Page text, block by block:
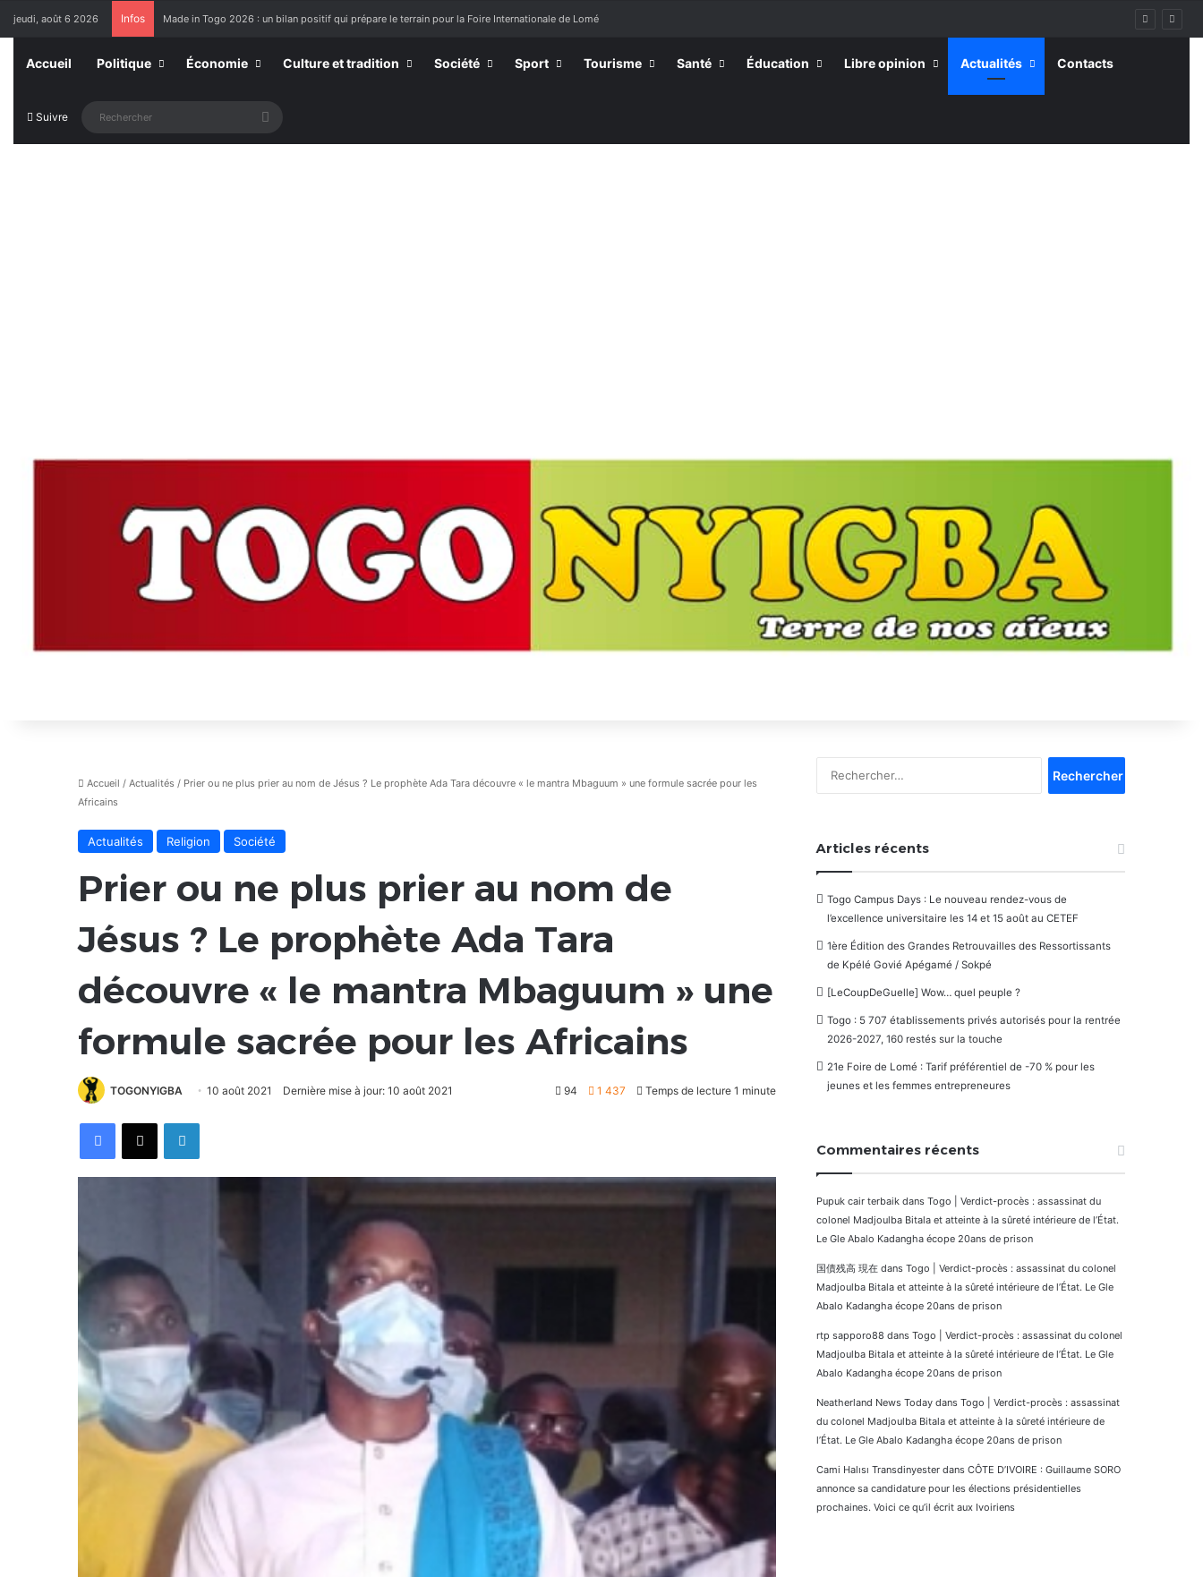
jeudi, août 6 2026 Infos Made in Togo 2026 : un bilan positif qui prépare le terrain pour la Foire Internationale de Lomé
Accueil Politique Économie Culture et tradition Société Sport Tourisme Santé Éducation Libre opinion Actualités Contacts
Suivre Rechercher
Accueil / Actualités / Prier ou ne plus prier au nom de Jésus ? Le prophète Ada Tara découvre « le mantra Mbaguum » une formule sacrée pour les
Africains
Actualités Religion Société
Prier ou ne plus prier au nom de
Jésus ? Le prophète Ada Tara
découvre « le mantra Mbaguum » une
formule sacrée pour les Africains
TOGONYIGBA 10 août 2021 Dernière mise à jour: 10 août 2021 94 1 437 Temps de lecture 1 minute
FacebookX Linkedin
Articles récents
Togo Campus Days : Le nouveau rendez-vous de
l’excellence universitaire les 14 et 15 août au CETEF
1ère Édition des Grandes Retrouvailles des Ressortissants
de Kpélé Govié Apégamé / Sokpé
[LeCoupDeGuelle] Wow… quel peuple ?
Togo : 5 707 établissements privés autorisés pour la rentrée
2026-2027, 160 restés sur la touche
21e Foire de Lomé : Tarif préférentiel de -70 % pour les
jeunes et les femmes entrepreneures
Commentaires récents
Pupuk cair terbaik dans Togo | Verdict-procès : assassinat du
colonel Madjoulba Bitala et atteinte à la sûreté intérieure de l’État.
Le Gle Abalo Kadangha écope 20ans de prison
国債残高 現在 dans Togo | Verdict-procès : assassinat du colonel
Madjoulba Bitala et atteinte à la sûreté intérieure de l’État. Le Gle
Abalo Kadangha écope 20ans de prison
rtp sapporo88 dans Togo | Verdict-procès : assassinat du colonel
Madjoulba Bitala et atteinte à la sûreté intérieure de l’État. Le Gle
Abalo Kadangha écope 20ans de prison
Neatherland News Today dans Togo | Verdict-procès : assassinat
du colonel Madjoulba Bitala et atteinte à la sûreté intérieure de
l’État. Le Gle Abalo Kadangha écope 20ans de prison
Cami Halısı Transdinyester dans CÔTE D’IVOIRE : Guillaume SORO
annonce sa candidature pour les élections présidentielles
prochaines. Voici ce qu’il écrit aux Ivoiriens